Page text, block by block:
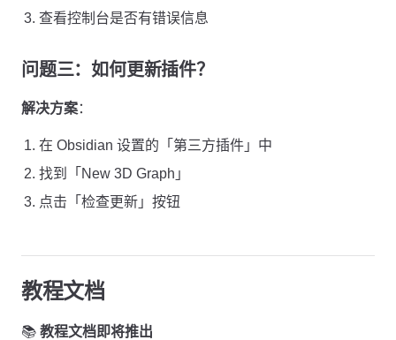
查看控制台是否有错误信息
问题三：如何更新插件？
解决方案：
在 Obsidian 设置的「第三方插件」中
找到「New 3D Graph」
点击「检查更新」按钮
教程文档
📚 教程文档即将推出